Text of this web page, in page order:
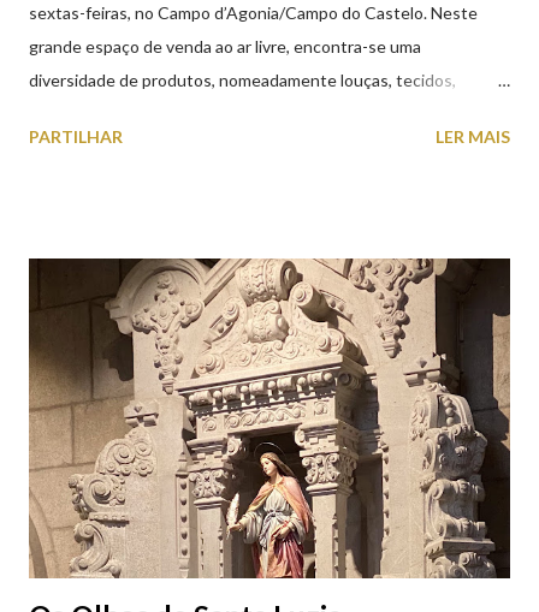
sextas-feiras, no Campo d’Agonia/Campo do Castelo. Neste
grande espaço de venda ao ar livre, encontra-se uma
diversidade de produtos, nomeadamente louças, tecidos,
cobres entre muitos outros. Horário de funcionamento | Verão
(2019.10.25) Feira Semanal em Viana do Castelo (2019.10.25)
Feira Semanal em Viana do Castelo (2019.10.25) Feira Semanal
em Viana do Castelo (2019.10.25) Feira Semanal em Viana do
Castelo (2019.10.25) Feira Semanal em Viana do Castelo
(2019.10.25)
PARTILHAR LER MAIS